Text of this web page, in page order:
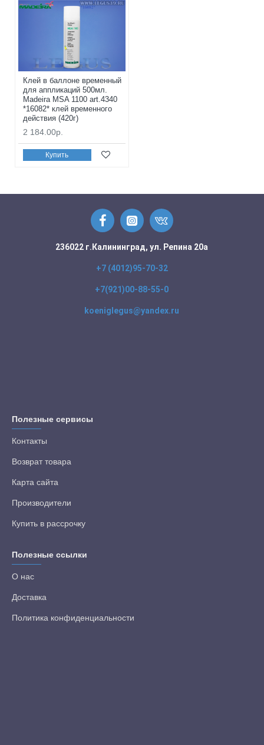
Клей в баллоне временный
для аппликаций 500мл.
Madeira MSA 1100 art.4340
*16082* клей временного
действия (420г)
2 184.00р.
Купить
236022 г.Калининград, ул. Репина 20а
+7 (4012)95-70-32
+7(921)00-88-55-0
koeniglegus@yandex.ru
Полезные сервисы
Контакты
Возврат товара
Карта сайта
Производители
Купить в рассрочку
Полезные ссылки
О нас
Доставка
Политика конфиденциальности